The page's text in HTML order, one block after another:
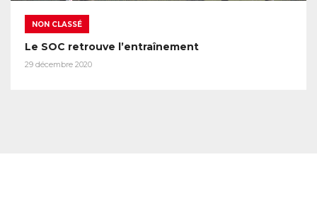
NON CLASSÉ
Le SOC retrouve l’entraînement
29 décembre 2020